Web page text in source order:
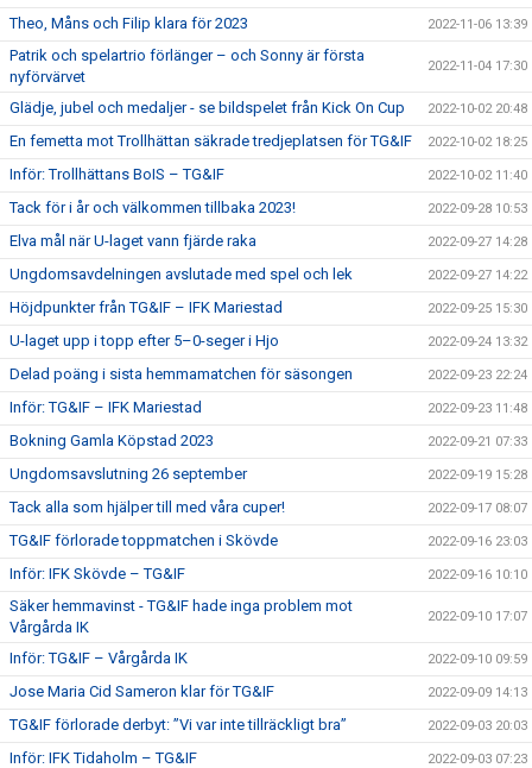
Theo, Måns och Filip klara för 2023 2022-11-06 13:39
Patrik och spelartrio förlänger – och Sonny är första
nyförvärvet
2022-11-04 17:30
Glädje, jubel och medaljer - se bildspelet från Kick On Cup 2022-10-02 20:48
En femetta mot Trollhättan säkrade tredjeplatsen för TG&IF 2022-10-02 18:25
Inför: Trollhättans BoIS – TG&IF 2022-10-02 11:40
Tack för i år och välkommen tillbaka 2023! 2022-09-28 10:53
Elva mål när U-laget vann fjärde raka 2022-09-27 14:28
Ungdomsavdelningen avslutade med spel och lek 2022-09-27 14:22
Höjdpunkter från TG&IF – IFK Mariestad 2022-09-25 15:30
U-laget upp i topp efter 5–0-seger i Hjo 2022-09-24 13:32
Delad poäng i sista hemmamatchen för säsongen 2022-09-23 22:24
Inför: TG&IF – IFK Mariestad 2022-09-23 11:48
Bokning Gamla Köpstad 2023 2022-09-21 07:33
Ungdomsavslutning 26 september 2022-09-19 15:28
Tack alla som hjälper till med våra cuper! 2022-09-17 08:07
TG&IF förlorade toppmatchen i Skövde 2022-09-16 23:03
Inför: IFK Skövde – TG&IF 2022-09-16 10:10
Säker hemmavinst - TG&IF hade inga problem mot
Vårgårda IK
2022-09-10 17:07
Inför: TG&IF – Vårgårda IK 2022-09-10 09:59
Jose Maria Cid Sameron klar för TG&IF 2022-09-09 14:13
TG&IF förlorade derbyt: ”Vi var inte tillräckligt bra” 2022-09-03 20:03
Inför: IFK Tidaholm – TG&IF 2022-09-03 07:23